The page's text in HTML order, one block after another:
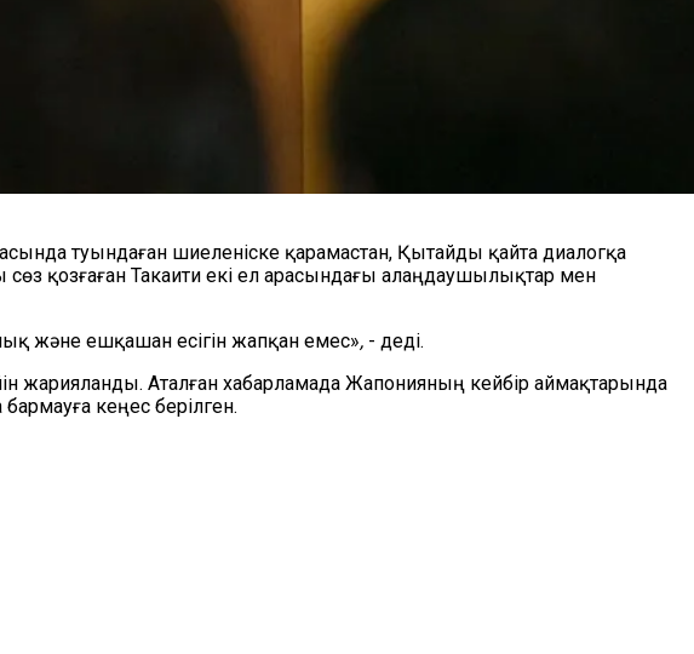
туындаған шиеленіске қарамастан, Қытайды қайта диалогқа
қозғаған Такаити екі ел арасындағы алаңдаушылықтар мен
және ешқашан есігін жапқан емес», - деді.
жарияланды. Аталған хабарламада Жапонияның кейбір аймақтарында
кеңес берілген.